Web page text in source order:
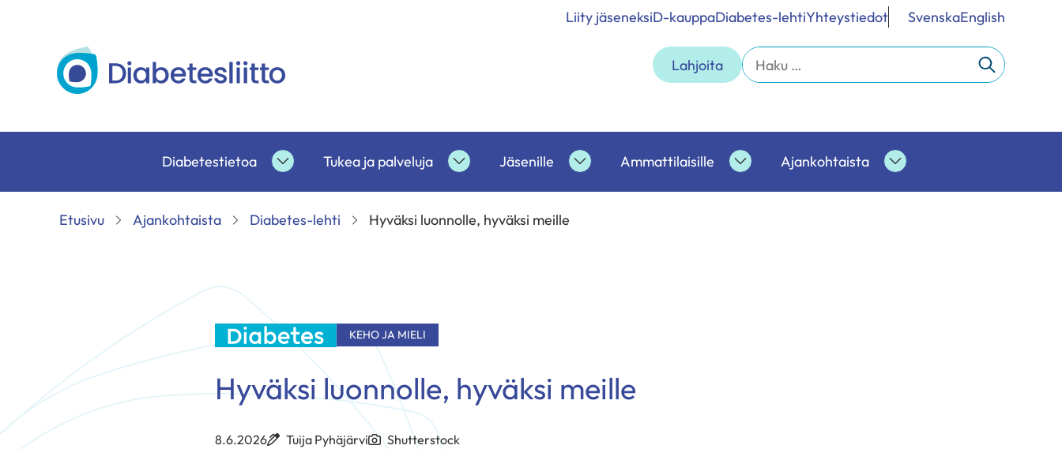
Liity jäseneksiD-kauppaDiabetes-lehtiYhteystiedot SvenskaEnglish
Diabetesliitto Lahjoita Haku:
Diabetestietoa
Diabetestietoa
alasivut
Tukea ja palveluja
Tukea
ja
alasivut
Jäsenille
Jäsenille
alasivut
Ammattilaisille
Ammattilaisille
alasivut
Ajankohtaista
Ajankohtaista
alasivut
Etusivu
Ajankohtaista Diabetes-lehti Hyväksi luonnolle, hyväksi meille
KEHO JA MIELI
Hyväksi luonnolle, hyväksi meille
8.6.2026 Tuija Pyhäjärvi Shutterstock